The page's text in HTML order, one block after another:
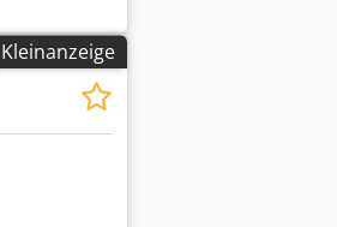
Kleinanzeige